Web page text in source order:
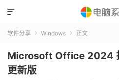

软件分享  Windows  正文
Microsoft Office 2024
更新版